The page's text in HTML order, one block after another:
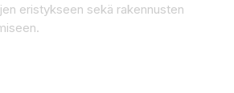
eristykseen sekä rakennusten